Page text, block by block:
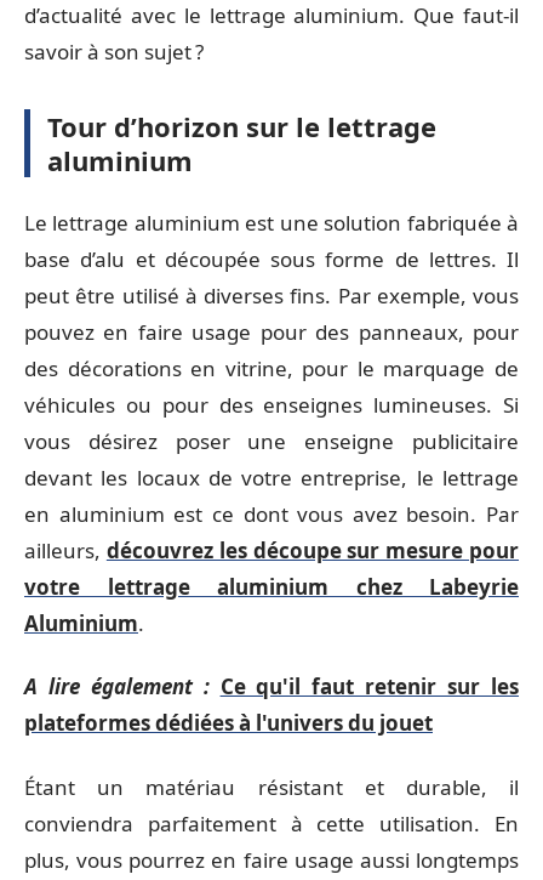
d’actualité avec le lettrage aluminium. Que faut-il
savoir à son sujet ?
Tour d’horizon sur le lettrage
aluminium
Le lettrage aluminium est une solution fabriquée à
base d’alu et découpée sous forme de lettres. Il
peut être utilisé à diverses fins. Par exemple, vous
pouvez en faire usage pour des panneaux, pour
des décorations en vitrine, pour le marquage de
véhicules ou pour des enseignes lumineuses. Si
vous désirez poser une enseigne publicitaire
devant les locaux de votre entreprise, le lettrage
en aluminium est ce dont vous avez besoin. Par
ailleurs, découvrez les découpe sur mesure pour
votre lettrage aluminium chez Labeyrie
Aluminium.
A lire également : Ce qu'il faut retenir sur les
plateformes dédiées à l'univers du jouet
Étant un matériau résistant et durable, il
conviendra parfaitement à cette utilisation. En
plus, vous pourrez en faire usage aussi longtemps